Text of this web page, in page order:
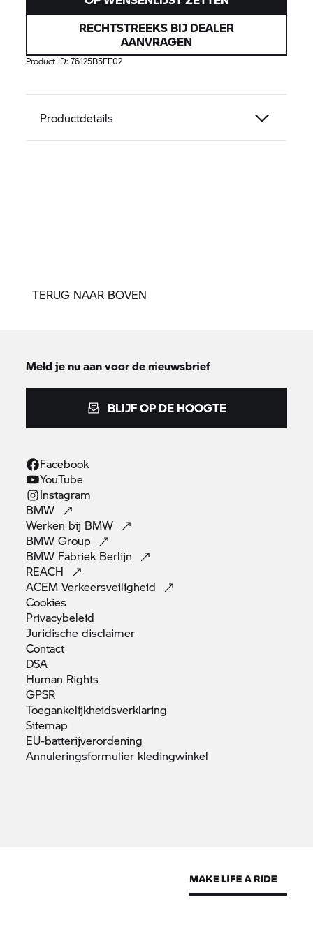
RECHTSTREEKS BIJ DEALER
AANVRAGEN
Product ID:76125B5EF02
Productdetails
TERUG NAAR BOVEN
Meld je nu aan voor de nieuwsbrief
BLIJF OP DE HOOGTE
Facebook
YouTube
Instagram
BMW
Werken bij BMW
BMWGroup
BMW Fabriek Berlijn
REACH
ACEMVerkeersveiligheid
Cookies
Privacybeleid
Juridischedisclaimer
Contact
DSA
Human Rights
GPSR
Toegankelijkheidsverklaring
Sitemap
EU-batterijverordening
Annuleringsformulier kledingwinkel